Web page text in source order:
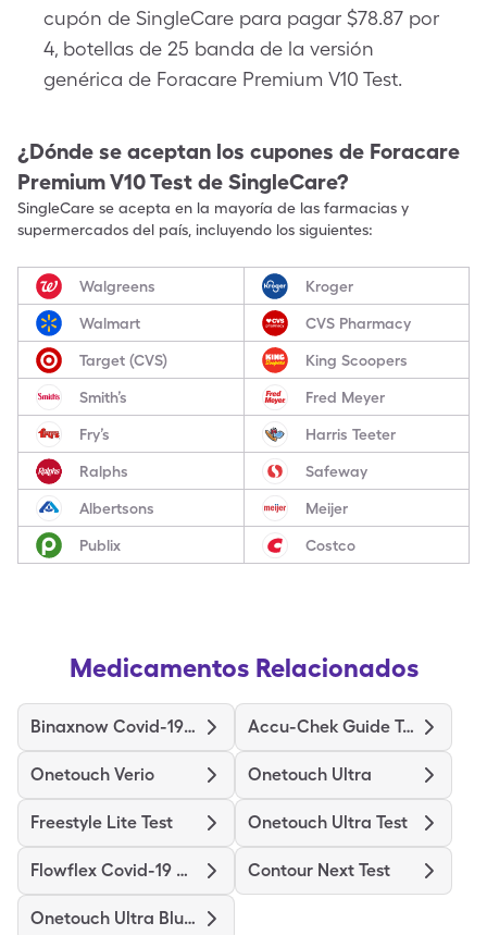
cupón de SingleCare para pagar $78.87 por
4, botellas de 25 banda de la versión
genérica de Foracare Premium V10 Test.
¿Dónde se aceptan los cupones de Foracare
Premium V10 Test de SingleCare?
SingleCare se acepta en la mayoría de las farmacias y
supermercados del país, incluyendo los siguientes:
Walgreens Kroger
Walmart CVS Pharmacy
Target (CVS) King Scoopers
Smith’s Fred Meyer
Fry’s Harris Teeter
Ralphs Safeway
Albertsons Meijer
Publix Costco
Medicamentos Relacionados
Binaxnow Covid-19 Ag Home Test Accu-Chek Guide Test
Onetouch Verio Onetouch Ultra
Freestyle Lite Test Onetouch Ultra Test
Flowflex Covid-19 Ag Home Test Contour Next Test
Onetouch Ultra Blue Test